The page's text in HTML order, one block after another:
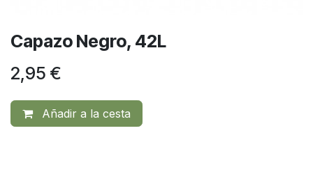
Capazo Negro, 42L
2,95 €
Añadir a la cesta